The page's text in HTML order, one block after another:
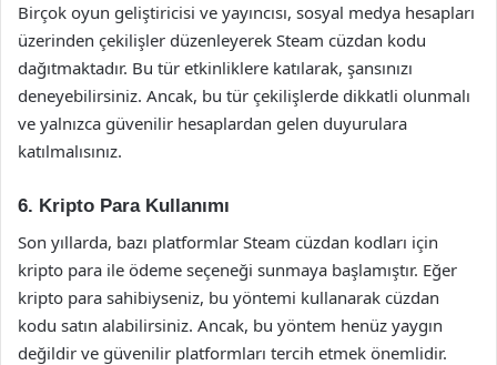
Birçok oyun geliştiricisi ve yayıncısı, sosyal medya hesapları
üzerinden çekilişler düzenleyerek Steam cüzdan kodu
dağıtmaktadır. Bu tür etkinliklere katılarak, şansınızı
deneyebilirsiniz. Ancak, bu tür çekilişlerde dikkatli olunmalı
ve yalnızca güvenilir hesaplardan gelen duyurulara
katılmalısınız.
6. Kripto Para Kullanımı
Son yıllarda, bazı platformlar Steam cüzdan kodları için
kripto para ile ödeme seçeneği sunmaya başlamıştır. Eğer
kripto para sahibiyseniz, bu yöntemi kullanarak cüzdan
kodu satın alabilirsiniz. Ancak, bu yöntem henüz yaygın
değildir ve güvenilir platformları tercih etmek önemlidir.